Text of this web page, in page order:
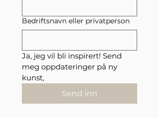
Bedriftsnavn eller privatperson
Ja, jeg vil bli inspirert! Send
meg oppdateringer på ny
kunst,
Send inn